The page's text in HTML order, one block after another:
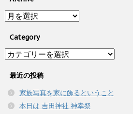
Archive
Category
Category
最近の投稿
家族写真を家に飾るということ
本日は 吉田神社 神幸祭